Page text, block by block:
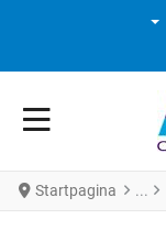
Startpagina